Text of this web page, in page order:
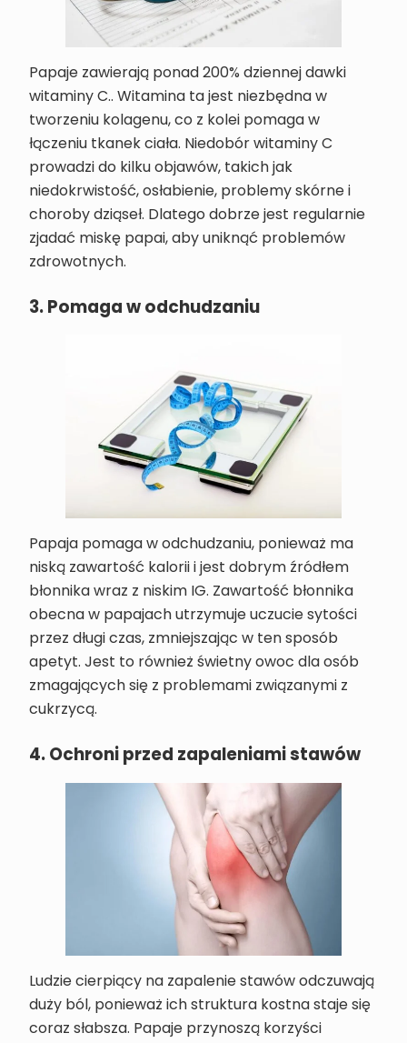
Papaje zawierają ponad 200% dziennej dawki
witaminy C.. Witamina ta jest niezbędna w
tworzeniu kolagenu, co z kolei pomaga w
łączeniu tkanek ciała. Niedobór witaminy C
prowadzi do kilku objawów, takich jak
niedokrwistość, osłabienie, problemy skórne i
choroby dziąseł. Dlatego dobrze jest regularnie
zjadać miskę papai, aby uniknąć problemów
zdrowotnych.
3. Pomaga w odchudzaniu
Papaja pomaga w odchudzaniu, ponieważ ma
niską zawartość kalorii i jest dobrym źródłem
błonnika wraz z niskim IG. Zawartość błonnika
obecna w papajach utrzymuje uczucie sytości
przez długi czas, zmniejszając w ten sposób
apetyt. Jest to również świetny owoc dla osób
zmagających się z problemami związanymi z
cukrzycą.
4. Ochroni przed zapaleniami stawów
Ludzie cierpiący na zapalenie stawów odczuwają
duży ból, ponieważ ich struktura kostna staje się
coraz słabsza. Papaje przynoszą korzyści